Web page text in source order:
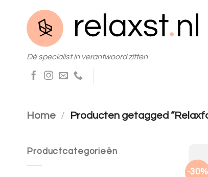
content
Dé specialist in verantwoord zitten
Home / Producten getagged
Productcategorieën
-30%